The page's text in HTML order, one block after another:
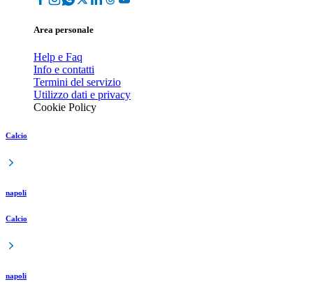
Area personale
Help e Faq
Info e contatti
Termini del servizio
Utilizzo dati e privacy
Cookie Policy
Calcio
napoli
Calcio
napoli